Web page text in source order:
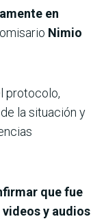
en
Nimio
protocolo,
la situación y
que fue
y audios